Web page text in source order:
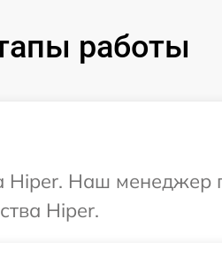
работы
Hiper. Наш менеджер
Hiper.